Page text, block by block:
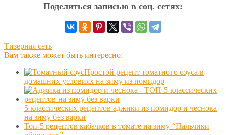
Поделиться записью в соц. сетях:
Тизерная сеть
Вам также может быть интересно:
Простой рецепт томатного соуса в
домашних условиях на зиму из помидор
5 классических рецептов аджики из помидор и чеснока
на зиму без варки
Топ-5 рецептов кабачков в томате на зиму “Пальчики